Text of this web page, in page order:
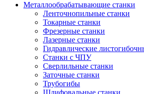
Металлообрабатывающие станки
Ленточнопильные станки
Токарные станки
Фрезерные станки
Лазерные станки
Гидравлические
Станки с ЧПУ
Сверлильные станки
Заточные станки
Трубогибы
Шлифовальные станки